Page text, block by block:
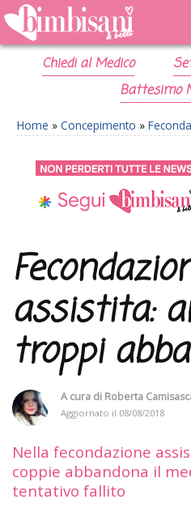
Chiedi al Medico
Battesimo
Home » Concepimento »
assistita:
troppi
A cura di Roberta
Aggiornato il 08/08/2018
Nella fecondazione
coppie abbandona il
tentativo fallito